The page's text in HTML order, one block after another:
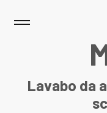
Lavabo da